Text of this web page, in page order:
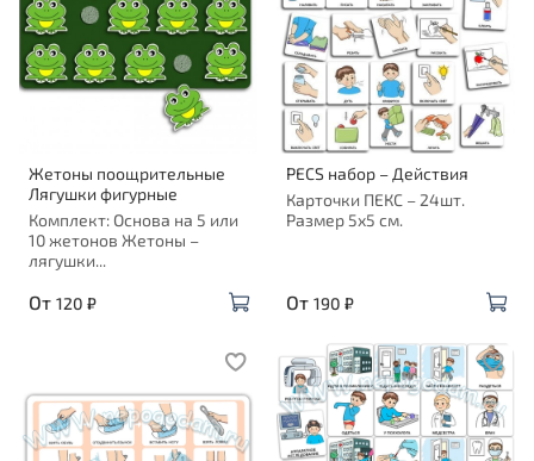
Жетоны поощрительные
Лягушки фигурные
Комплект: Основа на 5 или
10 жетонов Жетоны –
лягушки...
От 120 ₽
PECS набор – Действия
Карточки ПЕКС – 24шт.
Размер 5х5 см.
От 190 ₽